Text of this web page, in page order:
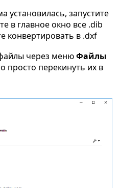
установилась, запустите
в главное окно все .dib
конвертировать в .dxf
через менюФайлы
просто перекинуть их в